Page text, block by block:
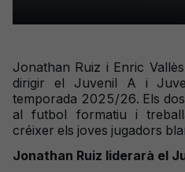
Jonathan Ruiz i Enric
dirigir el Juvenil A i
temporada 2025/26. Els
al futbol formatiu i
créixer els joves jugadors
Jonathan Ruiz liderarà el